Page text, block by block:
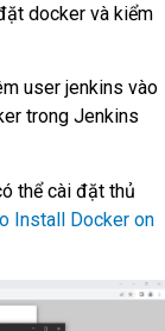
docker và kiểm
user jenkins vào
trong Jenkins
thể cài đặt thủ
Install Docker on